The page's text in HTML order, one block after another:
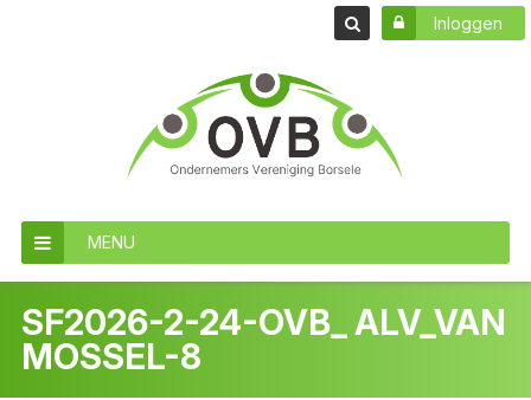
Inloggen
MENU
SF2026-2-24-OVB_ ALV_VAN
MOSSEL-8